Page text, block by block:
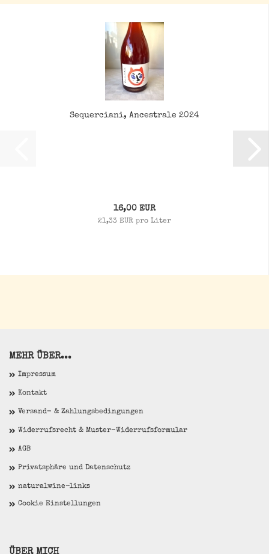
Sequerciani, Ancestrale 2024
16,00 EUR
21,33 EUR pro Liter
MEHR ÜBER...
Impressum
Kontakt
Versand- & Zahlungsbedingungen
Widerrufsrecht & Muster-Widerrufsformular
AGB
Privatsphäre und Datenschutz
naturalwine-links
Cookie Einstellungen